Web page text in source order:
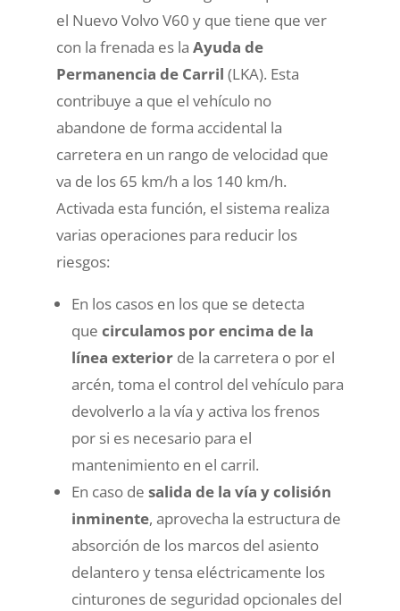
el Nuevo Volvo V60 y que tiene que ver
con la frenada es la Ayuda de
Permanencia de Carril (LKA). Esta
contribuye a que el vehículo no
abandone de forma accidental la
carretera en un rango de velocidad que
va de los 65 km/h a los 140 km/h.
Activada esta función, el sistema realiza
varias operaciones para reducir los
riesgos:
En los casos en los que se detecta
que circulamos por encima de la
línea exteriorde la carretera o por el
arcén, toma el control del vehículo para
devolverlo a la vía y activa los frenos
por si es necesario para el
mantenimiento en el carril.
En caso de salida de la vía y colisión
inminente, aprovecha la estructura de
absorción de los marcos del asiento
delantero y tensa eléctricamente los
cinturones de seguridad opcionales del